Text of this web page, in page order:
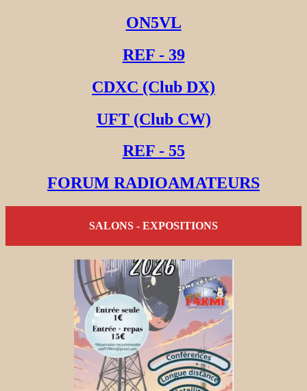
ON5VL
REF - 39
CDXC (Club DX)
UFT (Club CW)
REF - 55
FORUM RADIOAMATEURS
SALONS - EXPOSITIONS